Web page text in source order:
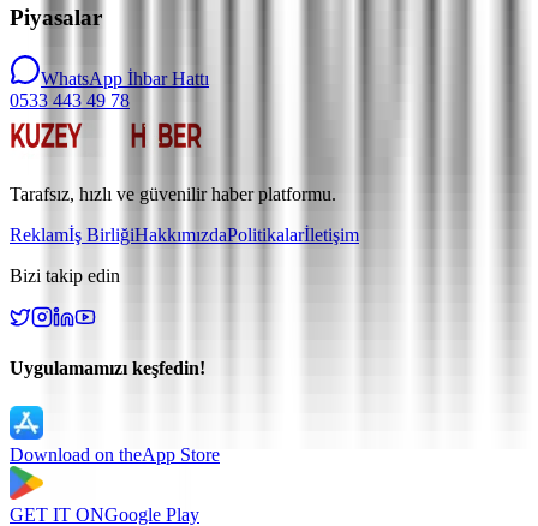
Piyasalar
WhatsApp İhbar Hattı
0533 443 49 78
Tarafsız, hızlı ve güvenilir haber platformu.
Reklamİş BirliğiHakkımızdaPolitikalarİletişim
Bizi takip edin
Uygulamamızı keşfedin!
Download on theApp Store
GET IT ONGoogle Play